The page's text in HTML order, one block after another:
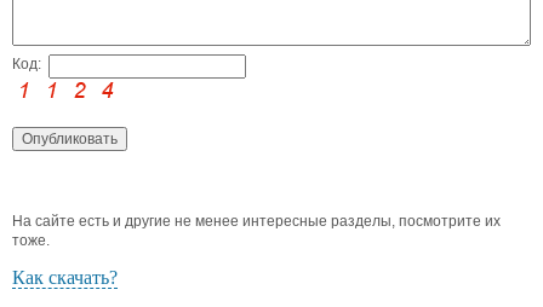
Код:
На сайте есть и другие не менее интересные разделы, посмотрите их
тоже.
Как скачать?